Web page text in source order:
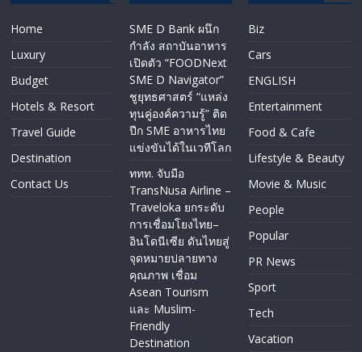
Home
Luxury
Budget
Hotels & Resort
Travel Guide
Destination
Contact Us
SME D Bank ผนึก
กำลัง สถาบันอาหาร
เปิดตัว “FOODNext
SME D Navigator”
ชูยุทธศาสตร์ “แหล่ง
ทุนคู่องค์ความรู้” ติด
ปีก SME อาหารไทย
แข่งขันได้ในเวทีโลก
ททท. จับมือ
TransNusa Airline –
Traveloka ยกระดับ
การเชื่อมโยงไทย–
อินโดนีเซีย ดันไทยสู่
จุดหมายปลายทาง
คุณภาพ เชื่อม
Asean Tourism
และ Muslim-
Friendly
Destination
Biz
Cars
ENGLISH​
Entertainment
Food & Cafe
Lifestyle & Beauty
Movie & Music
People
Popular
PR News
Sport
Tech
Vacation